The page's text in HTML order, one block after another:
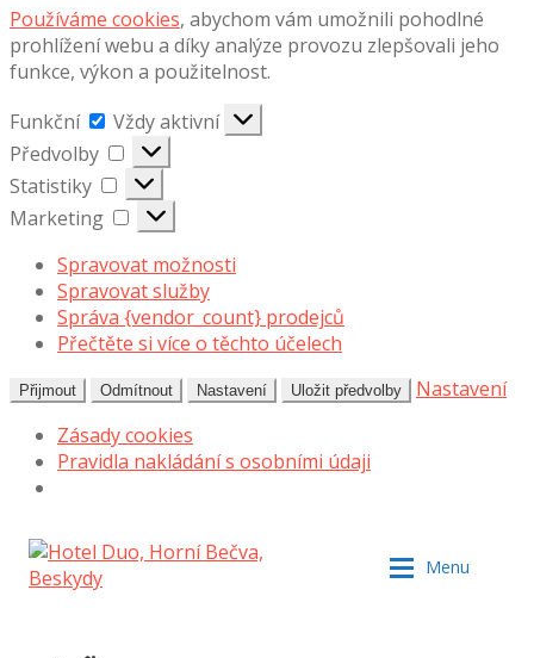
Používáme cookies, abychom vám umožnili pohodlné
prohlížení webu a díky analýze provozu zlepšovali jeho
funkce, výkon a použitelnost.
Funkční
Funkční
Vždy aktivní
Předvolby
Předvolby
Statistiky
Statistiky
Marketing
Marketing
Spravovat možnosti
Spravovat služby
Správa {vendor_count} prodejců
Přečtěte si více o těchto účelech
Přijmout Odmítnout Nastavení Uložit předvolby
Nastavení
Zásady cookies
Pravidla nakládání s osobními údaji
Přeskočit
na
Přejít
k
Menu